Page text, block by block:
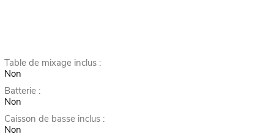
Table de mixage inclus :
Non
Batterie :
Non
Caisson de basse inclus :
Non